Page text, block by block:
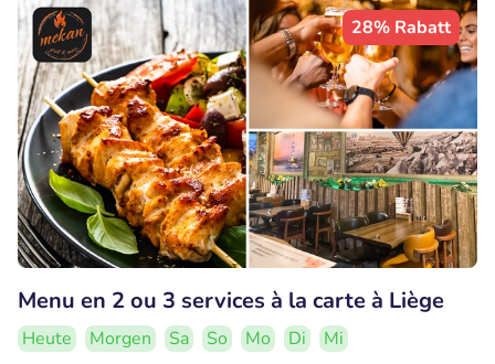
28% Rabatt
Menu en 2 ou 3 services à la carte à Liège
Heute Morgen Sa So Mo Di
Mi